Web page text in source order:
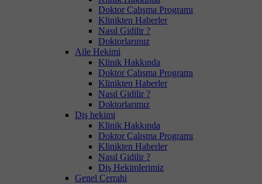
Doktor Çalışma Programı
Klinikten Haberler
Nasıl Gidilir ?
Doktorlarımız
Aile Hekimi
Klinik Hakkında
Doktor Çalışma Programı
Klinikten Haberler
Nasıl Gidilir ?
Doktorlarımız
Diş hekimi
Klinik Hakkında
Doktor Çalışma Programı
Klinikten Haberler
Nasıl Gidilir ?
Diş Hekimlerimiz
Genel Cerrahi